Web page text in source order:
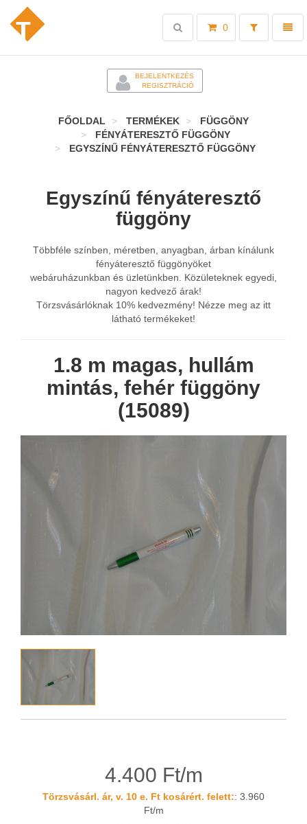
Toggle
0
Toggle
search
BEJELENTKEZÉS
REGISZTRÁCIÓ
FŐOLDAL TERMÉKEK
FÜGGÖNY
FÉNYÁTERESZTŐ FÜGGÖNY
EGYSZÍNŰ FÉNYÁTERESZTŐ FÜGGÖNY
Egyszínű fényáteresztő
függöny
Többféle színben, méretben, anyagban, árban kínálunk
fényáteresztő függönyöket
webáruházunkban és üzletünkben. Közületeknek egyedi,
nagyon kedvező árak!
Törzsvásárlóknak 10% kedvezmény! Nézze meg az itt
látható termékeket!
1.8 m magas, hullám
mintás, fehér függöny
(15089)
4.400 Ft/m
Törzsvásárl. ár, v. 10 e. Ft kosárért. felett:: 3.960
Ft/m